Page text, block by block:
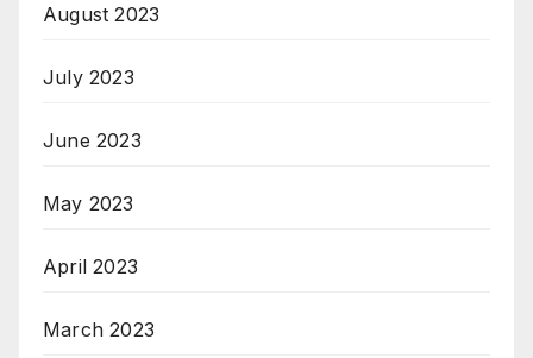
August 2023
July 2023
June 2023
May 2023
April 2023
March 2023